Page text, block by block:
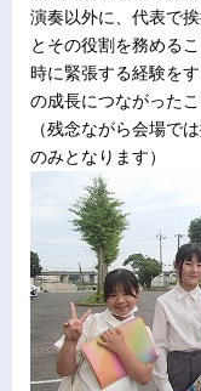
演奏以外に、代表で
とその役割を務める
時に緊張する経験を
の成長につながったこ
（残念ながら会場で
のみとなります）